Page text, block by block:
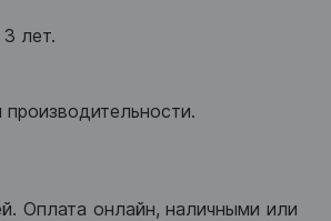
лет.
Оплата онлайн, наличными или